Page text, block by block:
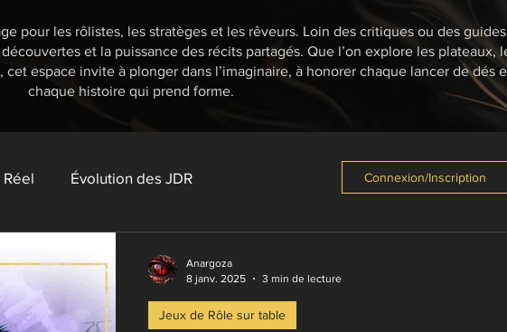
pour les rôlistes, les stratèges et les rêveurs. Loin des critiques ou des guides
et la puissance des récits partagés. Que l’on explore les plateaux,
espace invite à plonger dans l’imaginaire, à honorer chaque lancer de dés
chaque histoire qui prend forme.
Évolution des JDR Connexion/Inscription
Jeux de Rôle sur table
Anargoza
8 janv. 2025
3 min de lecture